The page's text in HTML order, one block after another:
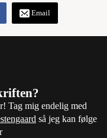
Email
Tag mig endelig med
så jeg kan følge